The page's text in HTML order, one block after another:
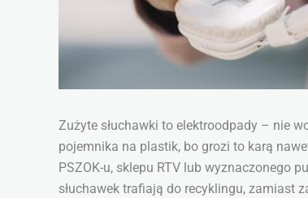
Zużyte słuchawki to elektroodpady – nie
pojemnika na plastik, bo grozi to karą
PSZOK-u, sklepu RTV lub wyznaczonego
słuchawek trafiają do recyklingu, zamiast